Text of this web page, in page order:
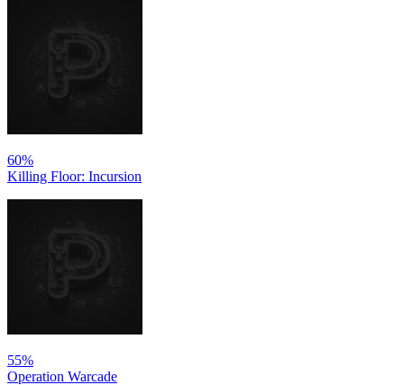
60%
Killing Floor: Incursion
55%
Operation Warcade